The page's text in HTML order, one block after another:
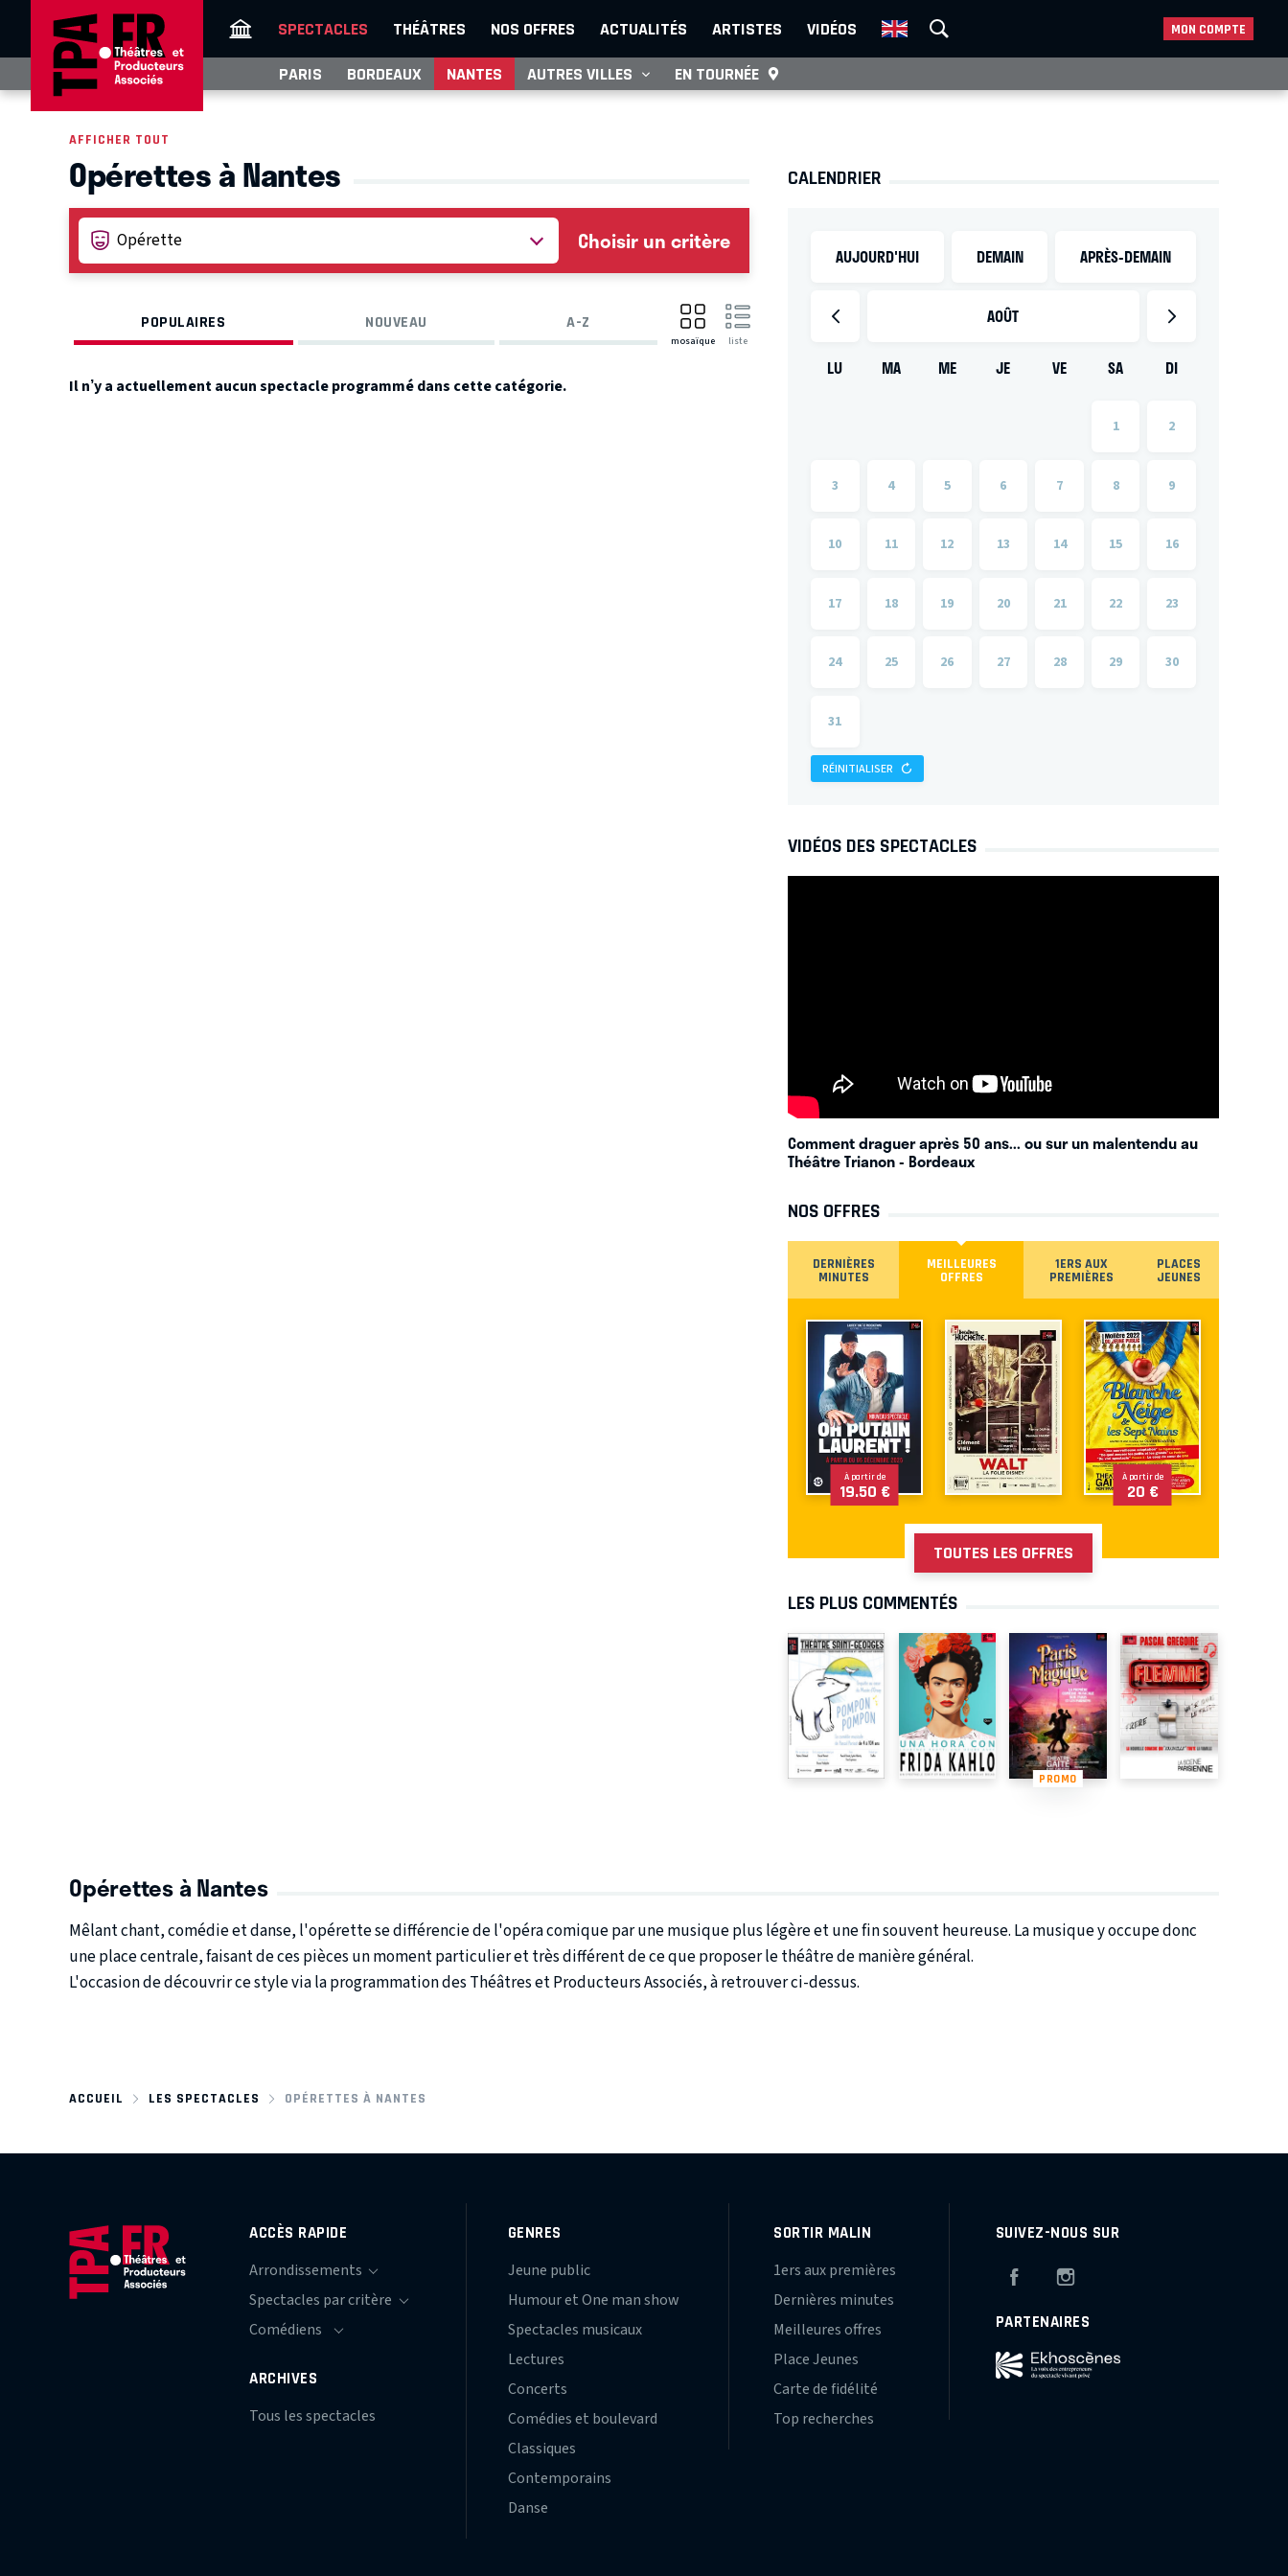
SPECTACLES THÉÂTRES NOS OFFRES ACTUALITÉS ARTISTES VIDÉOS MON COMPTE
PARIS BORDEAUX NANTES AUTRES VILLES EN TOURNÉE
AFFICHER TOUT
Opérettes à Nantes
Choisir un critère
POPULAIRES NOUVEAU A-Z
mosaïque liste
Il n’y a actuellement aucun spectacle programmé dans cette catégorie.
CALENDRIER
AUJOURD'HUI DEMAIN APRÈS-DEMAIN
AOÛT
LU MA ME JE VE SA DI
1 2
3 4 5 6 7 8 9
10 11 12 13 14 15 16
17 18 19 20 21 22 23
24 25 26 27 28 29 30
31
RÉINITIALISER
VIDÉOS DES SPECTACLES
Comment draguer après 50 ans... ou sur un malentendu au
Théâtre Trianon- Bordeaux
NOS OFFRES
DERNIÈRES
MINUTES
MEILLEURES
OFFRES
1ERS AUX
PREMIÈRES
PLACES
JEUNES
À partir de
19.50 €
À partir de
20 €
TOUTES LES OFFRES
LES PLUS COMMENTÉS
PROMO
Opérettes à Nantes
Mêlant chant, comédie et danse, l'opérette se différencie de l'opéra comique par une musique plus légère et une fin souvent heureuse. La musique y occupe donc
une place centrale, faisant de ces pièces un moment particulier et très différent de ce que proposer le théâtre de manière général.
L'occasion de découvrir ce style via la programmation des Théâtres et Producteurs Associés, à retrouver ci-dessus.
ACCUEIL LES SPECTACLES OPÉRETTES À NANTES
ACCÈS RAPIDE
ARCHIVES
Tous les spectacles
GENRES
Jeune public
Humour et One man show
Spectacles musicaux
Lectures
Concerts
Comédies et boulevard
Classiques
Contemporains
Danse
SORTIR MALIN
1ers aux premières
Dernières minutes
Meilleures offres
Place Jeunes
Carte de fidélité
Top recherches
SUIVEZ-NOUS SUR
Facebook
PARTENAIRES